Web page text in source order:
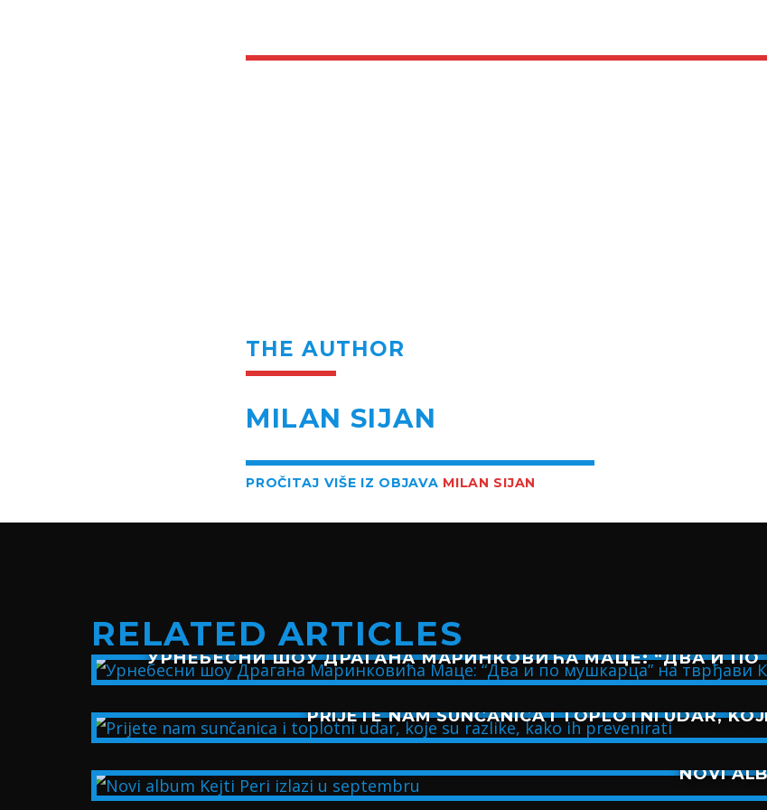
THE AUTHOR
MILAN SIJAN
PROČITAJ VIŠE IZ OBJAVA MILAN SIJAN
RELATED ARTICLES
УРНЕБЕСНИ ШОУ ДРАГАНА МАРИНКОВИЋА МАЦЕ: “ДВА И ПО
PRIJETE NAM SUNČANICA I TOPLOTNI UDAR,
NOVI